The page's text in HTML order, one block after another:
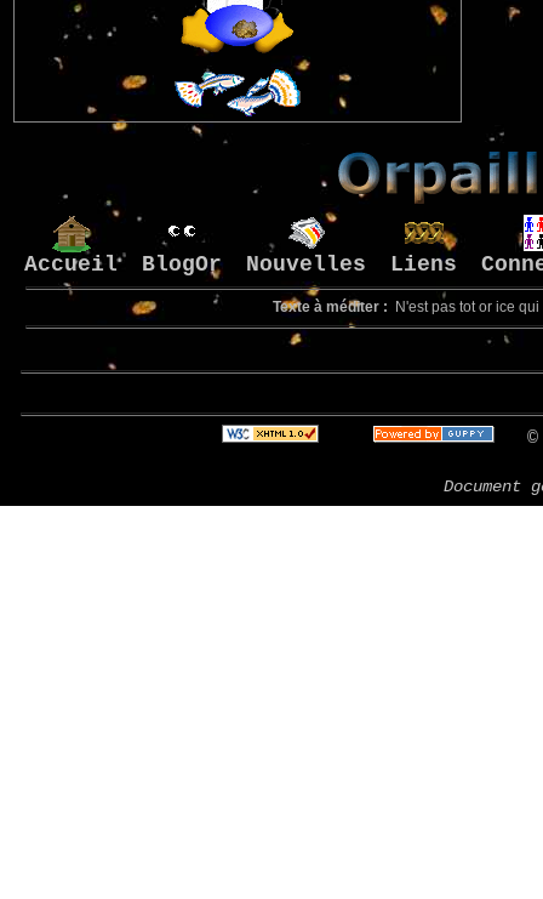
Accueil BlogOr Nouvelles Liens
Texte à méditer : N'est pas tot or ice
©
Document